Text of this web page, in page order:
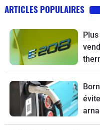
ARTICLES POPULAIRES